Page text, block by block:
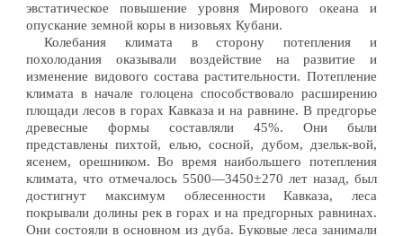
эвстатическое повышение уровня Мирового океана и
опускание земной коры в низовьях Кубани.
Колебания климата в сторону потепления и
похолодания оказывали воздействие на развитие и
изменение видового состава растительности. Потепление
климата в начале голоцена способствовало расширению
площади лесов в горах Кавказа и на равнине. В предгорье
древесные формы составляли 45%. Они были
представлены пихтой, елью, сосной, дубом, дзельк-вой,
ясенем, орешником. Во время наибольшего потепления
климата, что отмечалось 5500—3450±270 лет назад, был
достигнут максимум облесенности Кавказа, леса
покрывали долины рек в горах и на предгорных равнинах.
Они состояли в основном из дуба. Буковые леса занимали